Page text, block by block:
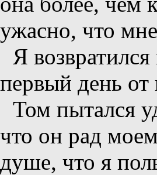
ужасно, что
Я
первый день от
Том пытался
что он рад
душе, что я